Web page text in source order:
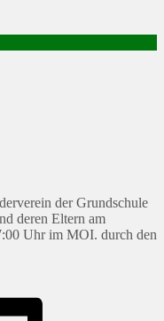
der Grundschule
deren Eltern am
Uhr im MOI. durch den